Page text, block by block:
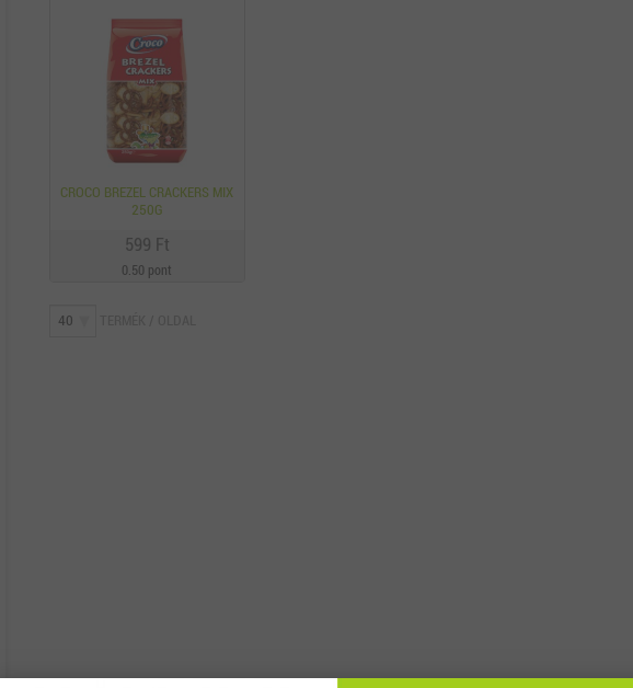
CROCO BREZEL CRACKERS MIX
250G
599 Ft
0.50 pont